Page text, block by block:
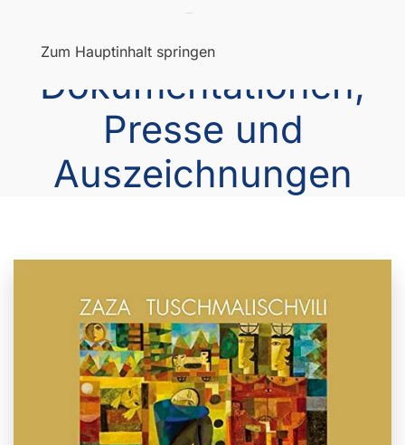
Zum Hauptinhalt springen
Dokumentationen,
Presse und
Auszeichnungen